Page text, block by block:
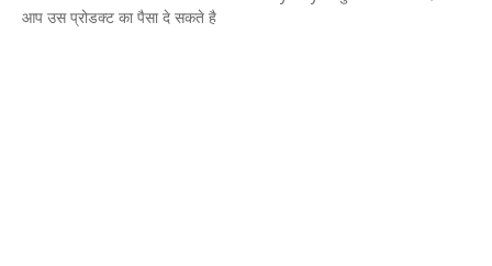
आप उस प्रोडक्ट का पैसा दे सकते है